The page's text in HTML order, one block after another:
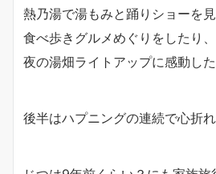
熱乃湯で湯もみと踊りショーを見
食べ歩きグルメめぐりをしたり、
夜の湯畑ライトアップに感動した
後半はハプニングの連続で心折